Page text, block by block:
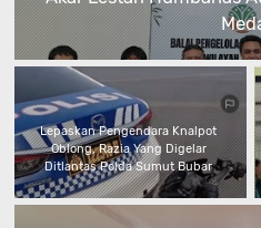
Lepaskan Pengendara Knalpot
Oblong, Razia Yang Digelar
Ditlantas Polda Sumut Bubar